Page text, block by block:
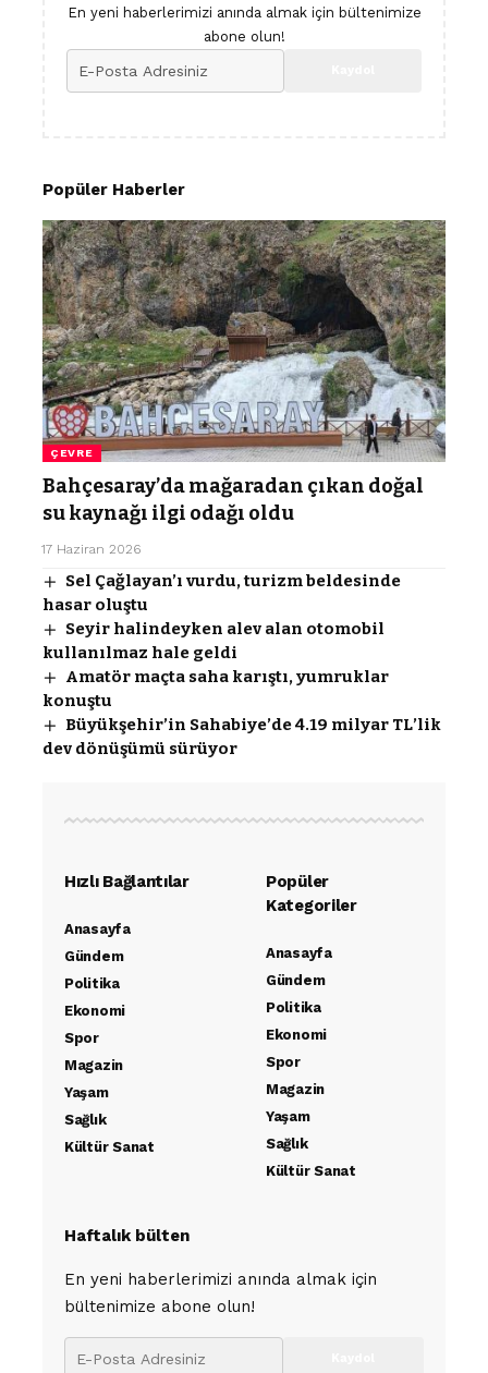
En yeni haberlerimizi anında almak için bültenimize
abone olun!
Popüler Haberler
ÇEVRE
Bahçesaray’da mağaradan çıkan doğal
su kaynağı ilgi odağı oldu
17 Haziran 2026
Sel Çağlayan’ı vurdu, turizm beldesinde
hasar oluştu
Seyir halindeyken alev alan otomobil
kullanılmaz hale geldi
Amatör maçta saha karıştı, yumruklar
konuştu
Büyükşehir’in Sahabiye’de 4.19 milyar TL’lik
dev dönüşümü sürüyor
Hızlı Bağlantılar
Anasayfa
Gündem
Politika
Ekonomi
Spor
Magazin
Yaşam
Sağlık
Kültür Sanat
Popüler
Kategoriler
Anasayfa
Gündem
Politika
Ekonomi
Spor
Magazin
Yaşam
Sağlık
Kültür Sanat
Haftalık bülten
En yeni haberlerimizi anında almak için
bültenimize abone olun!